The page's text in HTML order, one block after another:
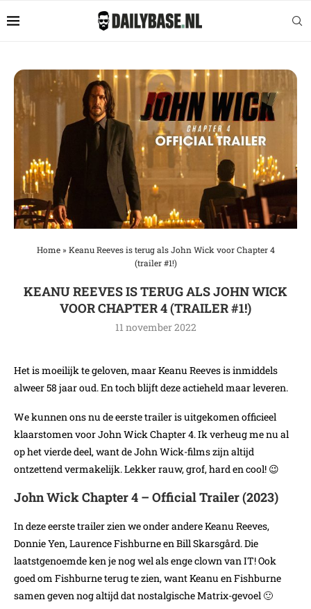
Home» Keanu Reeves is terug als John Wick voor Chapter 4
(trailer #1!)
KEANU REEVES IS TERUG ALS JOHN WICK
VOOR CHAPTER 4 (TRAILER #1!)
11 november 2022
Het is moeilijk te geloven, maar Keanu Reeves is inmiddels
alweer 58 jaar oud. En toch blijft deze actieheld maar leveren.
We kunnen ons nu de eerste trailer is uitgekomen officieel
klaarstomen voor John Wick Chapter 4. Ik verheug me nu al
op het vierde deel, want de John Wick-films zijn altijd
ontzettend vermakelijk. Lekker rauw, grof, hard en cool! 😉
John Wick Chapter 4 – Official Trailer (2023)
In deze eerste trailer zien we onder andere Keanu Reeves,
Donnie Yen, Laurence Fishburne en Bill Skarsgård. Die
laatstgenoemde ken je nog wel als enge clown van IT! Ook
goed om Fishburne terug te zien, want Keanu en Fishburne
samen geven nog altijd dat nostalgische Matrix-gevoel 🙂